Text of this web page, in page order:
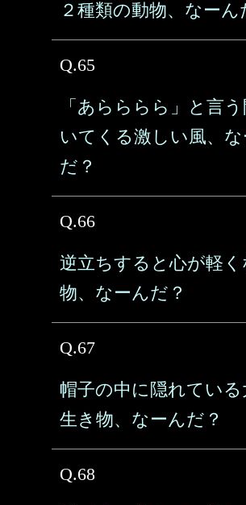
２種類の動物、なーん
Q.65
「あらららら」と言
いてくる激しい風、な
だ？
Q.66
逆立ちすると心が軽
物、なーんだ？
Q.67
帽子の中に隠れている
生き物、なーんだ？
Q.68